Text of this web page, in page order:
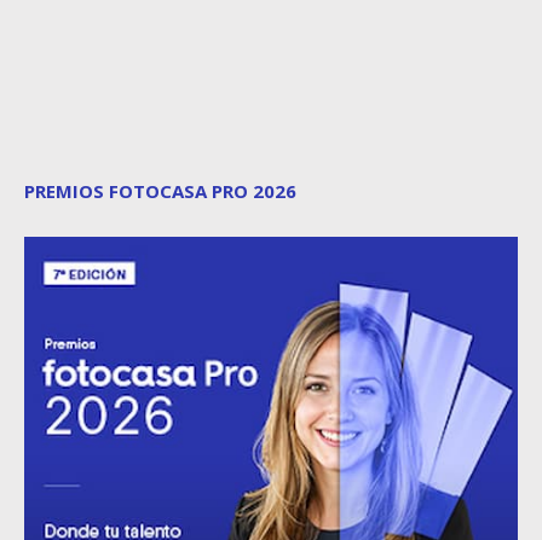
PREMIOS FOTOCASA PRO 2026